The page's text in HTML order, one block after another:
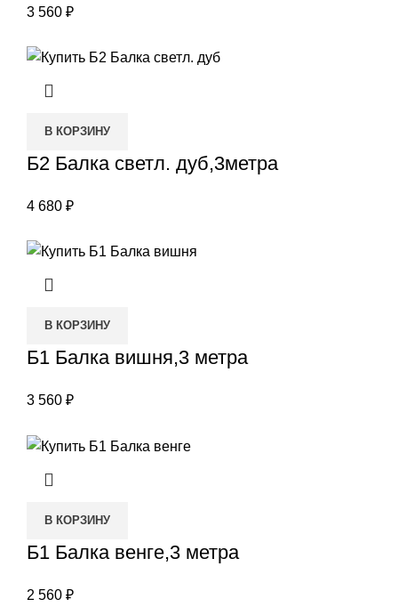
3 560 ₽
В КОРЗИНУ
Б2 Балка светл. дуб,3метра
4 680 ₽
В КОРЗИНУ
Б1 Балка вишня,3 метра
3 560 ₽
В КОРЗИНУ
Б1 Балка венге,3 метра
2 560 ₽